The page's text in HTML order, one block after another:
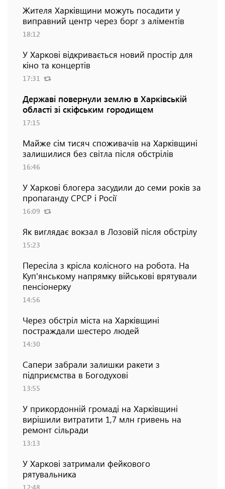
Жителя Харківщини можуть посадити у
виправний центр через борг з аліментів
18:12
У Харкові відкривається новий простір для
кіно та концертів
17:31
Державі повернули землю в Харківській
області зі скіфським городищем
17:15
Майже сім тисяч споживачів на Харківщині
залишилися без світла після обстрілів
16:46
У Харкові блогера засудили до семи років за
пропаганду СРСР і Росії
16:09
Як виглядає вокзал в Лозовій після обстрілу
15:23
Пересіла з крісла колісного на робота. На
Куп'янському напрямку військові врятували
пенсіонерку
14:56
Через обстріл міста на Харківщині
постраждали шестеро людей
14:30
Сапери забрали залишки ракети з
підприємства в Богодухові
13:55
У прикордонній громаді на Харківщині
вирішили витратити 1,7 млн гривень на
ремонт сільради
13:13
У Харкові затримали фейкового
рятувальника
12:48